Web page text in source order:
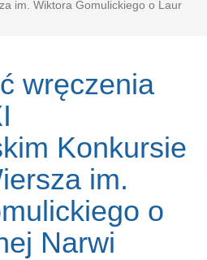
im. Wiktora Gomulickiego o Laur
wręczenia
Konkursie
im.
o
Narwi